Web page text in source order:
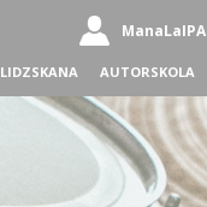
ManaLaIPA
LIDZSKANA AUTORSKOLA